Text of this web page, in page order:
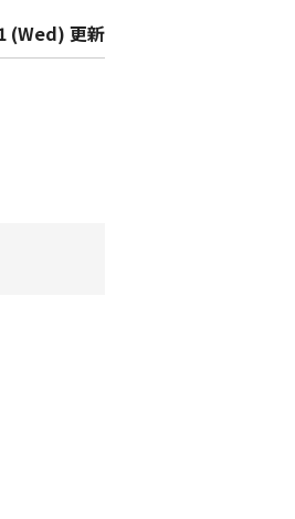
(Wed) 更新